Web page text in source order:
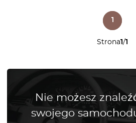
Strona1/1
1
Nie możesz
swojego